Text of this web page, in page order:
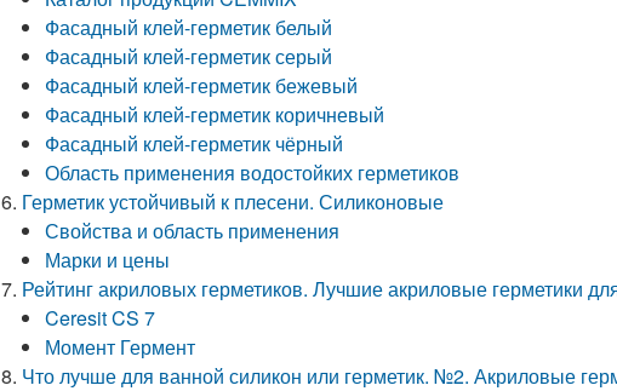
Фасадный клей-герметик белый
Фасадный клей-герметик серый
Фасадный клей-герметик бежевый
Фасадный клей-герметик коричневый
Фасадный клей-герметик чёрный
Область применения водостойких герметиков
Герметик устойчивый к плесени. Силиконовые
Свойства и область применения
Марки и цены
Рейтинг акриловых герметиков. Лучшие акриловые герметики
Ceresit CS 7
Момент Гермент
Что лучше для ванной силикон или герметик. №2. Акриловые